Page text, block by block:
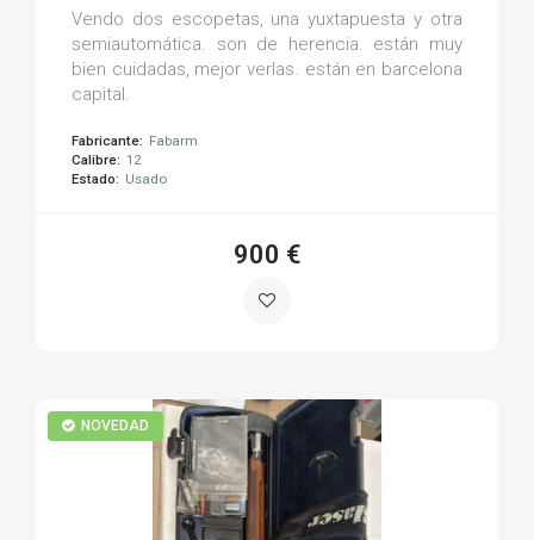
Vendo dos escopetas, una yuxtapuesta y otra
semiautomática. son de herencia. están muy
bien cuidadas, mejor verlas. están en barcelona
capital.
Fabricante: Fabarm
Calibre: 12
Estado: Usado
900 €
NOVEDAD